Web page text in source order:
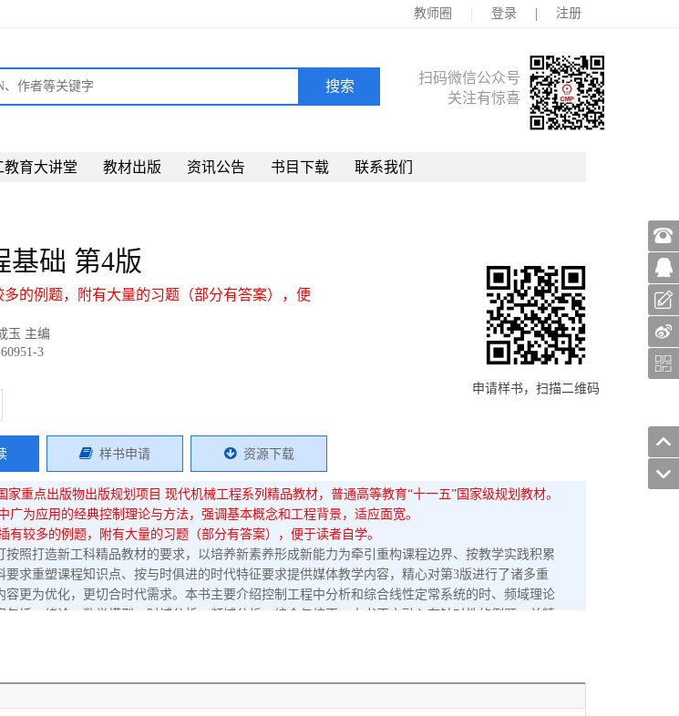
教育大讲堂 教材出版 资讯公告 书目下载 联系我们
教师圈 | 登录 | 注册
扫码微信公众号
关注有惊喜
基础 第4版
多的例题，附有大量的习题（部分有答案），便
玉 主编
3
样书申请 资源下载
申请样书，扫描二维码
家重点出版物出版规划项目 现代机械工程系列精品教材，普通高等教育“十一五”国家级规划教材。
广为应用的经典控制理论与方法，强调基本概念和工程背景，适应面宽。
有较多的例题，附有大量的习题（部分有答案），便于读者自学。
按照打造新工科精品教材的要求，以培养新素养形成新能力为牵引重构课程边界、按教学实践积累
要求重塑课程知识点、按与时俱进的时代特征要求提供媒体教学内容，精心对第3版进行了诸多重
容更为优化，更切合时代需求。本书主要介绍控制工程中分析和综合线性定常系统的时、频域理论
包括：绪论、数学模型、时域分析、频域分析、综合与校正。本书正文融入有针对性的例题，并精